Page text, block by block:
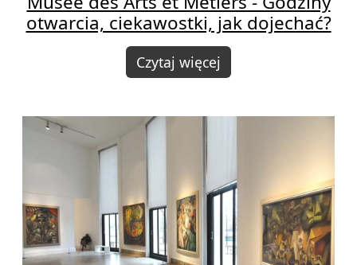
otwarcia, ciekawostki, jak dojechać?
Czytaj więcej